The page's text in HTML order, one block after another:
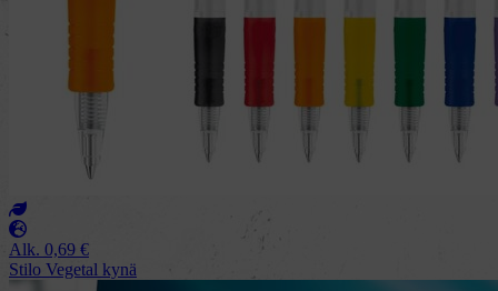
Alk. 0,69 €
Stilo Vegetal kynä